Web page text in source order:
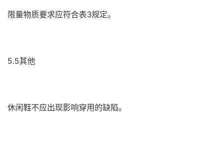
限量物质要求应符合表3规定。
5.5其他
休闲鞋不应出现影响穿用的缺陷。